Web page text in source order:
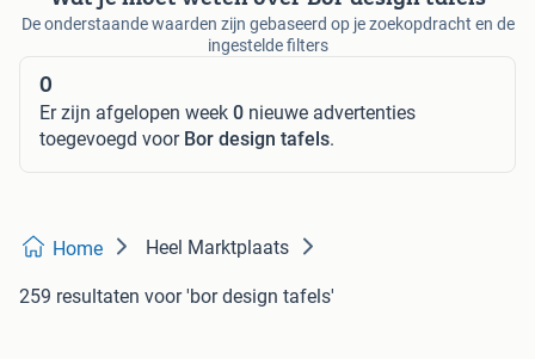
De onderstaande waarden zijn gebaseerd op je zoekopdracht en de
ingestelde filters
0
Er zijn afgelopen week 0 nieuwe advertenties
toegevoegd voor Bor design tafels.
Home Heel Marktplaats
259 resultaten voor 'bor design tafels'